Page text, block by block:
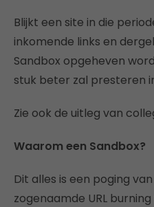
Blijkt een site in die
inkomende links en
Sandbox opgeheven
stuk beter zal presteren
Zie ook de uitleg van
Waarom een Sandbox?
Dit alles is een poging
zogenaamde URL